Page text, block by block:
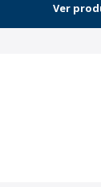
Ver